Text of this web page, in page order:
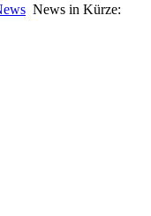
News in Kürze: